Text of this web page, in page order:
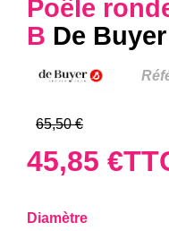
Poêle
B De Buyer
65,50 €
45,85 €
Diamètre